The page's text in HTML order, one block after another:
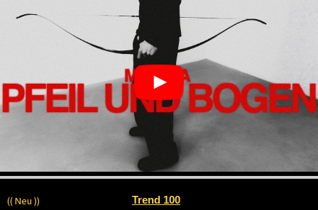
(( Neu )) Trend 100